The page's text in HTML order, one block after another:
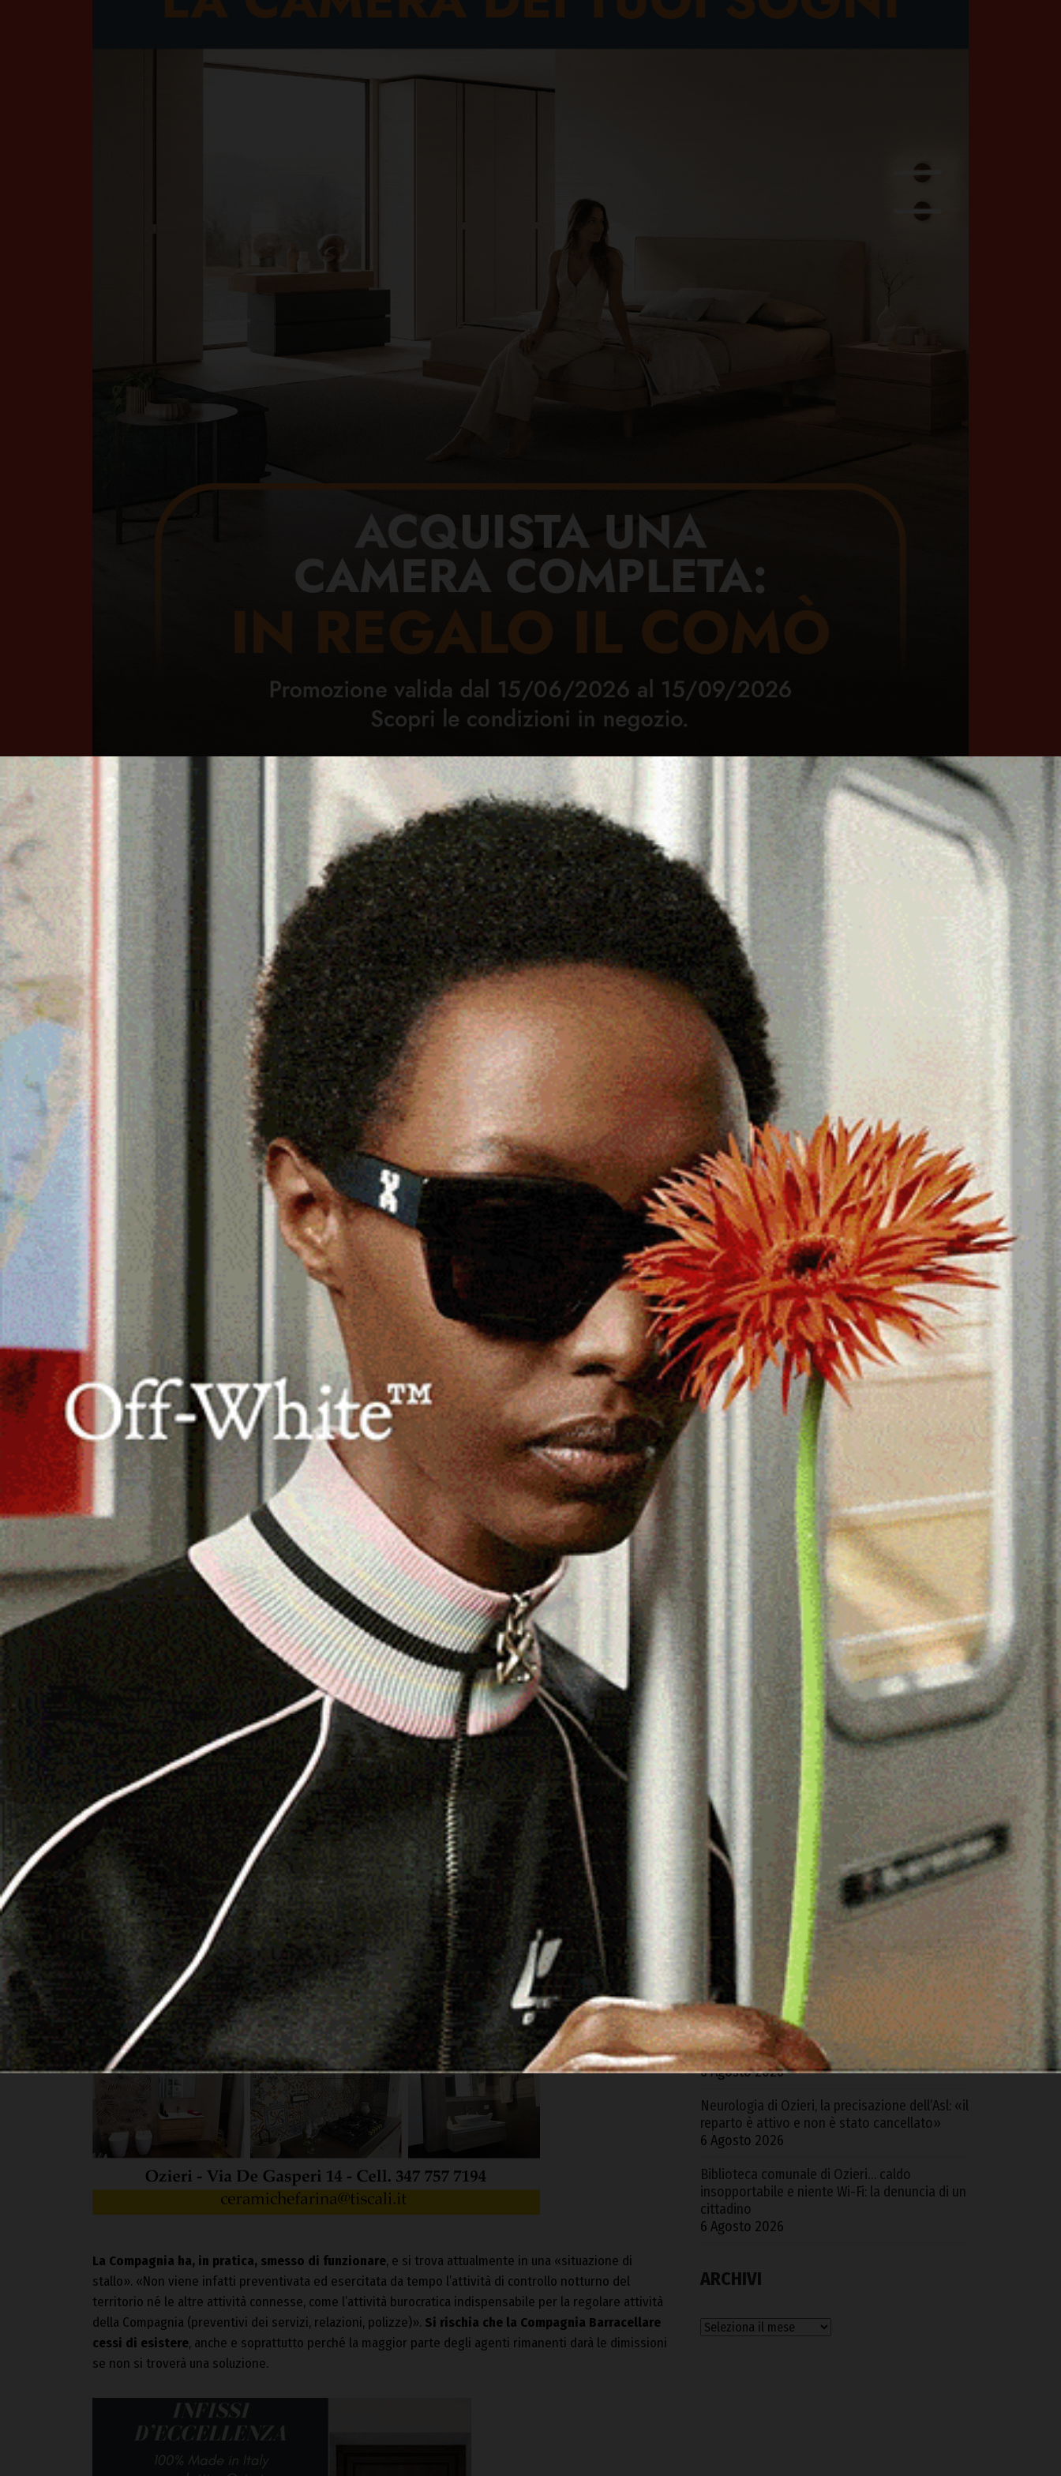
Home Ozieri Territorio Sardegna Cronaca Attualità Sport Cultura Rubriche Necrologie
Numeri
utili
Contatti
OZIERI, ALTRI BARRACELLI PRONTI ALLE DIMISSIONI.
A RISCHIO LA SOPRAVVIVENZA DELLA COMPAGNIA
6 Febbraio 2024, 15:47
Convocata una riunione urgente per trovare una soluzione. Invitati a partecipare, il
Prefetto, il Sindaco, tutte le Forze dell’ordine e l’assessore regionale agli Enti locali
Salaris.
OZIERI | 6 febbraio 2024.C’è ancora aria di tempesta nella Compagnia Barracellaredi Ozieri, con altri
agenti pronti a riconsegnare i loro tesserini. Lo hanno annunciato in questi giorni in una lettera inviata,
oltre che ai colleghi, al Sindaco, alPrefetto , allaRegione
(nella persona dell’assessore agli enti locali,
Aldo Salaris) e a tutte le
Forze dell’ordine , dove espongono le loro ragioni e annunciano una riunione
per
venerdì 16 febbraioalla quale invitano a partecipare tutti i destinatari della comunicazione. In essa,
i dissidenti espongono la «situazione anomala, susseguente al cambio dei vertici» che esiste all’interno
della Compagnia. Situazione iniziata lo scorso agosto(leggi), quando era stato nominato un capitano
diverso
(Gasparino Cau)da quello indicato dalle elezioni interne(Carlo Amati).
La decisione deve essere per legge ratificata dal Consiglio comunale, che può anche scegliere un nome
diverso da quello del più votato. Così era avvenuto, e ciò aveva provocato un primo terremoto, prima
parzialmente sedato vista anche la necessità di restare compatti per affrontare la campagna
antincendio ma poi tornato ancora più prepotente (con diverse dimissioni –leggi).
La Compagnia ha, in pratica, smesso di funzionare, e si trova attualmente in una «situazione di
stallo». «Non viene infatti preventivata ed esercitata da tempo l’attività di controllo notturno del
territorio né le altre attività connesse, come l’attività burocratica indispensabile per la regolare attività
della Compagnia (preventivi dei servizi, relazioni, polizze)». Si rischia che la Compagnia Barracellare
cessi di esistere, anche e soprattutto perché la maggior parte degli agenti rimanenti darà le dimissioni
se non si troverà una soluzione.
Cerca
Cerca
Facebook
ThreadsInstagram
X YouTube
ARTICOLI RECENTI
Calangianus ospita il “Forum della filiera
bovina”
6 Agosto 2026
Il sindaco di Calangianus chiede la chiusura del
centro di prima accoglienza: «Situazione non
più tollerabile»,
6 Agosto 2026
Dalla Regione 4,6 milioni per Ozieri: «Ora la
maggioranza si dimostri all’altezza di saper
gestire queste risorse»
6 Agosto 2026
Neurologia di Ozieri, la precisazione dell’Asl: «il
reparto è attivo e non è stato cancellato»
6 Agosto 2026
Biblioteca comunale di Ozieri… caldo
insopportabile e niente Wi-Fi: la denuncia di un
cittadino
6 Agosto 2026
ARCHIVI
Archivi